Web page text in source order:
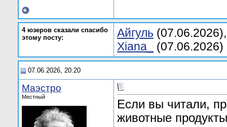
4 юзеров сказали спасибо
этому посту:
Aйгуль
Xiana_
(07.06.2026)
07.06.2026, 20:20
Маэстро
Местный
Если вы читали,
животные